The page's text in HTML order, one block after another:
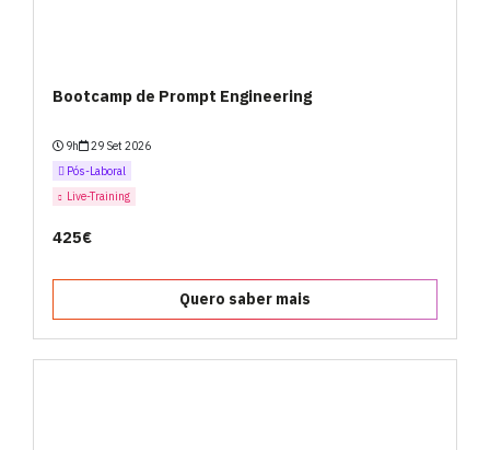
Bootcamp de Prompt Engineering
9h
29 Set 2026
Pós-Laboral
Live-Training
425€
Quero saber mais